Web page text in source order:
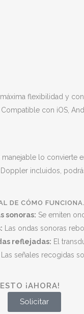
flexibilidad y
con iOS,
lo convierte
incluidos,
DE CÓMO FUNCIONA.
sonoras: Se emiten
Las ondas sonoras
reflejadas: El
Las señales recogidas
¡AHORA!
Solicitar